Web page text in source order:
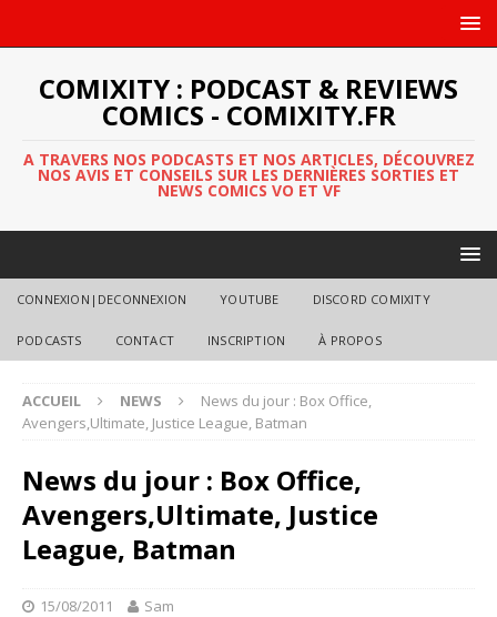
COMIXITY : PODCAST & REVIEWS
COMICS - COMIXITY.FR
A TRAVERS NOS PODCASTS ET NOS ARTICLES, DÉCOUVREZ
NOS AVIS ET CONSEILS SUR LES DERNIÈRES SORTIES ET
NEWS COMICS VO ET VF
CONNEXION|DECONNEXION YOUTUBE DISCORD COMIXITY
PODCASTS CONTACT INSCRIPTION À PROPOS
ACCUEIL NEWS
News du jour : Box Office,
Avengers,Ultimate, Justice League, Batman
News du jour : Box Office,
Avengers,Ultimate, Justice
League, Batman
15/08/2011 Sam